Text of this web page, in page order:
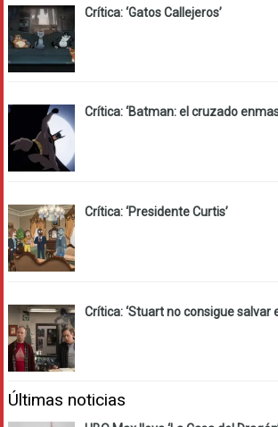
Crítica: ‘Gatos Callejeros’
Crítica: ‘Batman: el cruzado
Crítica: ‘Presidente Curtis’
Crítica: ‘Stuart no consigue salvar
Últimas noticias